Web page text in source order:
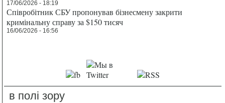
17/06/2026 - 18:19
Співробітник СБУ пропонував бізнесмену закрити
кримінальну справу за $150 тисяч
16/06/2026 - 16:56
в полі зору